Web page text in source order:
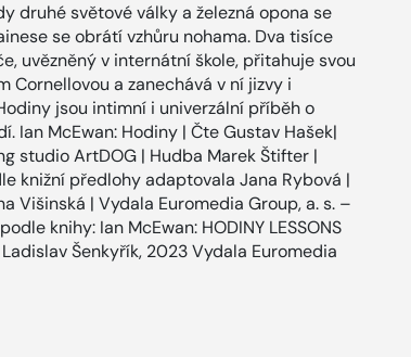
druhé světové války a železná opona se
se obrátí vzhůru nohama. Dva tisíce
uvězněný v internátní škole, přitahuje svou
a zanechává v ní jizvy i
jsou intimní i univerzální příběh o
Ian McEwan: Hodiny | Čte Gustav Hašek|
studio ArtDOG | Hudba Marek Štifter |
knižní předlohy adaptovala Jana Rybová |
Višinská | Vydala Euromedia Group, a. s. –
knihy: Ian McEwan: HODINY LESSONS
Šenkyřík, 2023 Vydala Euromedia